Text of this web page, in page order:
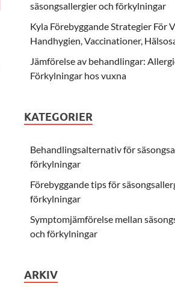
säsongsallergier och förkylningar
Kyla Förebyggande Strategier För
Handhygien, Vaccinationer,
Jämförelse av behandlingar:
Förkylningar hos vuxna
KATEGORIER
Behandlingsalternativ för
förkylningar
Förebyggande tips för
förkylningar
Symptomjämförelse mellan
och förkylningar
ARKIV